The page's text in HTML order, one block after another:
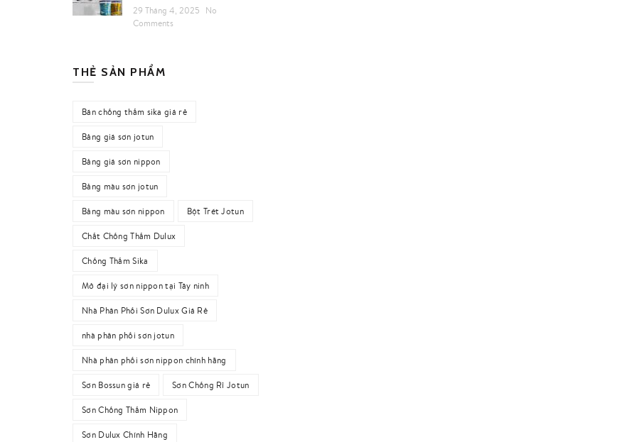
29 Tháng 4, 2025
No
Comments
THẺ SẢN PHẨM
Bán chống thấm sika giá rẻ
Bảng giá sơn jotun
Bảng giá sơn nippon
Bảng màu sơn jotun
Bảng màu sơn nippon Bột Trét Jotun
Chất Chống Thấm Dulux
Chống Thấm Sika
Mở đại lý sơn nippon tại Tây ninh
Nhà Phân Phối Sơn Dulux Giá Rẻ
nhà phân phối sơn jotun
Nhà phân phối sơn nippon chính hãng
Sơn Bossun giá rẻ Sơn Chống Rỉ Jotun
Sơn Chống Thấm Nippon
Sơn Dulux Chính Hãng